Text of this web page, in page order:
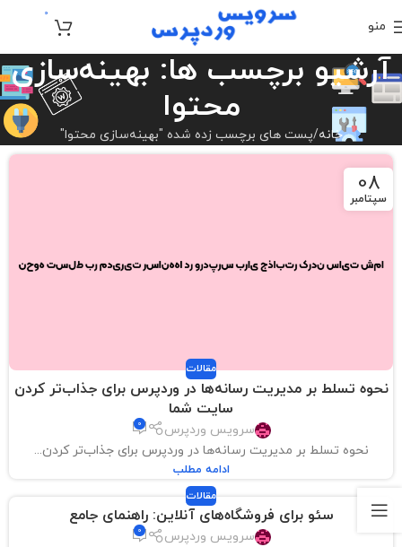
منو
0
آرشیو برچسب ها: بهینه‌سازی
محتوا
خانه پست های برچسب زده شده "بهینه‌سازی محتوا"
08
سپتامبر
مقالات
نحوه تسلط بر مدیریت رسانه‌ها در وردپرس برای جذاب‌تر کردن
سایت شما
سرویس وردپرس 0
نحوه تسلط بر مدیریت رسانه‌ها در وردپرس برای جذاب‌تر کردن...
ادامه مطلب
مقالات
سئو برای فروشگاه‌های آنلاین: راهنمای جامع
سرویس وردپرس 0